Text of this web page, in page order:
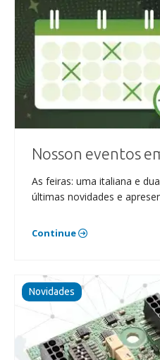
Nosson eventos
As feiras: uma italiana e
últimas novidades e
Continue
Novidades